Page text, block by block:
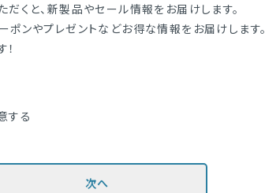
くと、新製品やセール情報をお届けします。
ポンやプレゼントなどお得な情報をお届けします。
する
次へ